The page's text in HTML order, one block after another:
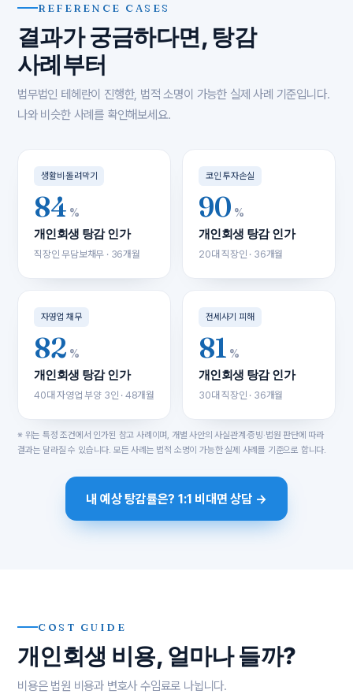
REFERENCE CASES
결과가 궁금하다면, 탕감
사례부터
법무법인 테헤란이 진행한, 법적 소명이 가능한 실제 사례 기준입니다.
나와 비슷한 사례를 확인해보세요.
생활비·돌려막기
84 %
개인회생 탕감 인가
직장인 무담보채무 · 36개월
코인 투자손실
90 %
개인회생 탕감 인가
20대 직장인 · 36개월
자영업 채무
82 %
개인회생 탕감 인가
40대 자영업 부양 3인 · 48개월
전세사기 피해
81 %
개인회생 탕감 인가
30대 직장인 · 36개월
※ 위는 특정 조건에서 인가된 참고 사례이며, 개별 사안의 사실관계·증빙·법원 판단에 따라
결과는 달라질 수 있습니다. 모든 사례는 법적 소명이 가능한 실제 사례를 기준으로 합니다.
내 예상 탕감률은? 1:1 비대면 상담 →
COST GUIDE
개인회생 비용, 얼마나 들까?
비용은 법원 비용과 변호사 수임료로 나뉩니다.